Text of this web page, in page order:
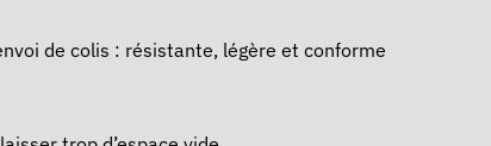
de colis : résistante, légère et conforme